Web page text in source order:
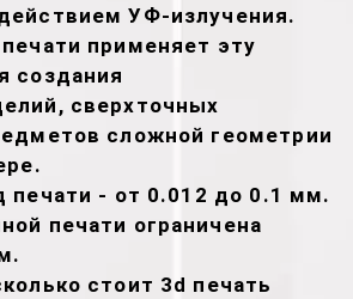
УФ-излучения.
применяет эту
создания
сверхточных
сложной геометрии
печати - от 0.012 до 0.1 мм.
печати ограничена
стоит 3d печать